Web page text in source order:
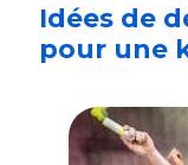
Idées de
pour une